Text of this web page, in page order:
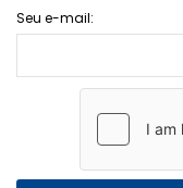
Seu e-mail: